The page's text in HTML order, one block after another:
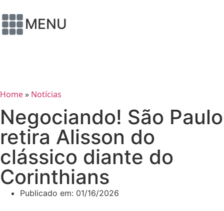
MENU
Home» Notícias
Negociando! São Paulo
retira Alisson do
clássico diante do
Corinthians
Publicado em: 01/16/2026